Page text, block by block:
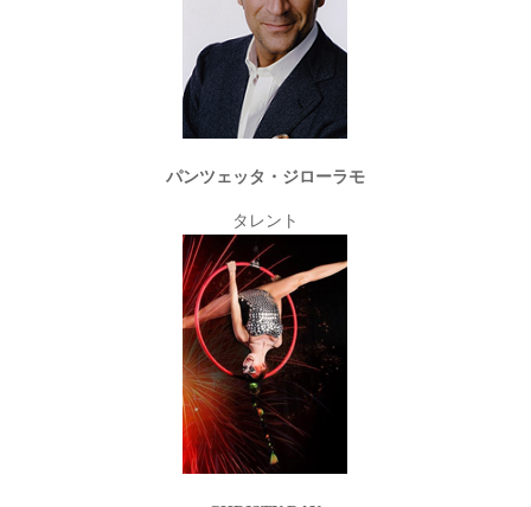
パンツェッタ・ジローラモ
タレント